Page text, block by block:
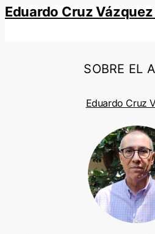
Eduardo Cruz
SOBRE EL
Eduardo Cruz